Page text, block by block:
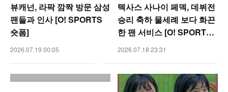
뷰캐넌, 라팍 깜짝 방문 삼성
팬들과 인사 [O! SPORTS
숏폼]
2026.07.19 00:05
텍사스 사나이 페덱, 데뷔전
승리 축하 물세례 보다 화끈
한 팬 서비스 [O! SPORTS
숏폼]
2026.07.18 23:31